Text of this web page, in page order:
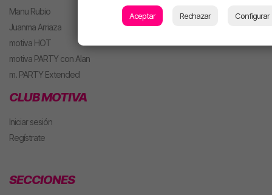
Manu Rubio
Juanma Arriaza
motiva HOT
motiva PARTY con Alan
m. PARTY Extended
CLUB MOTIVA
Iniciar sesión
Regístrate
SECCIONES
Aceptar Rechazar Configurar